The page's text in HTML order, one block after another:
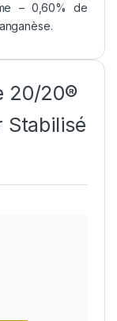
– 0,60% de
20/20®
Stabilisé